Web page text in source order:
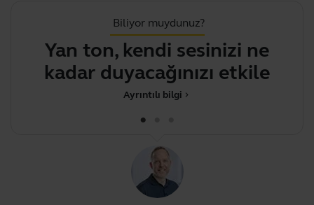
Biliyor muydunuz?
Yan ton, kendi sesinizi ne
kadar duyacağınızı etkiler
chevron_right
Ayrıntılı bilgi